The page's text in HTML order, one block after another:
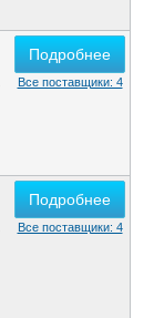
Подробнее
Все поставщики: 4
Подробнее
Все поставщики: 4